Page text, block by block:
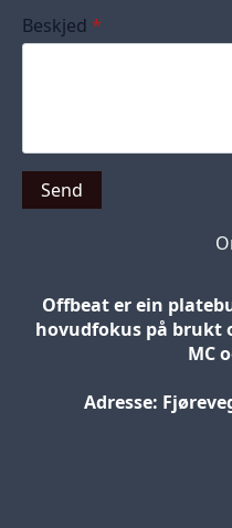
Beskjed *
Send
Offbeat er ein
hovudfokus på brukt
MC
Adresse: